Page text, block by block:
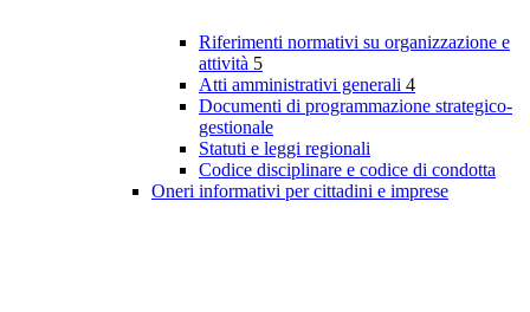
Riferimenti normativi su organizzazione e
attività 5
Atti amministrativi generali 4
Documenti di programmazione strategico-
gestionale
Statuti e leggi regionali
Codice disciplinare e codice di condotta
Oneri informativi per cittadini e imprese